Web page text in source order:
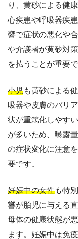
り、黄砂による健
心疾患や呼吸器疾
響で症状の悪化や
や介護者が黄砂対
を払うことが重要で
小児も黄砂による
吸器や皮膚のバリ
状が重篤化しやす
が多いため、曝露
の症状変化に注意
要です。
妊娠中の女性も特
響が胎児に与える
母体の健康状態が
ます。妊娠中は免